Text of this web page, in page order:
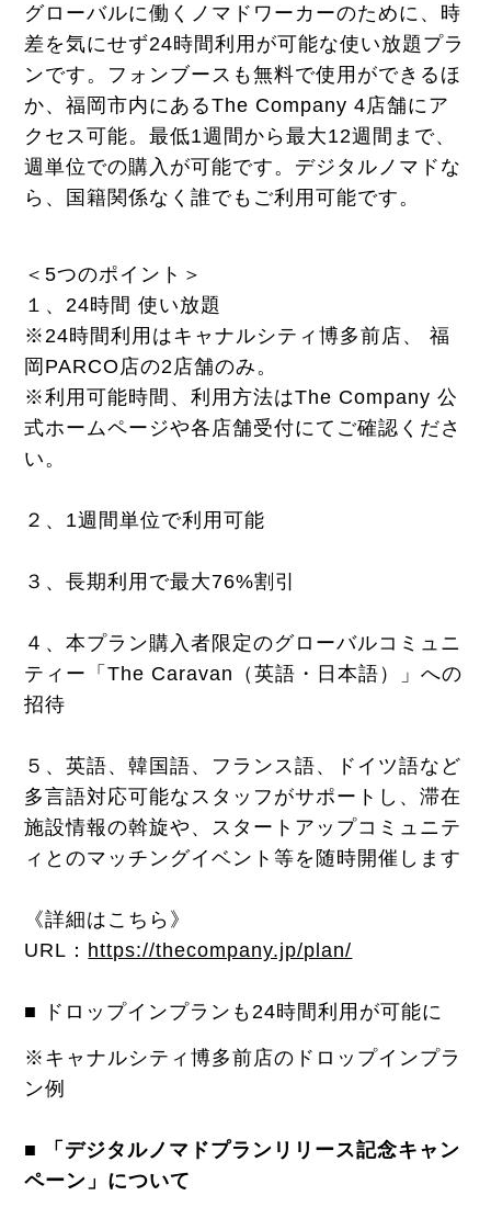
グローバルに働くノマドワーカーのために、時
差を気にせず24時間利用が可能な使い放題プラ
ンです。フォンブースも無料で使用ができるほ
か、福岡市内にあるThe Company 4店舗にア
クセス可能。最低1週間から最大12週間まで、
週単位での購入が可能です。デジタルノマドな
ら、国籍関係なく誰でもご利用可能です。
＜5つのポイント＞
１、24時間 使い放題
※24時間利用はキャナルシティ博多前店、 福
岡PARCO店の2店舗のみ。
※利用可能時間、利用方法はThe Company 公
式ホームページや各店舗受付にてご確認くださ
い。
２、1週間単位で利用可能
３、長期利用で最大76%割引
４、本プラン購入者限定のグローバルコミュニ
ティー「The Caravan（英語・日本語）」への
招待
５、英語、韓国語、フランス語、ドイツ語など
多言語対応可能なスタッフがサポートし、滞在
施設情報の斡旋や、スタートアップコミュニテ
ィとのマッチングイベント等を随時開催します
《詳細はこちら》
URL： https://thecompany.jp/plan/
■ ドロップインプランも24時間利用が可能に
※キャナルシティ博多前店のドロップインプラ
ン例
■ 「デジタルノマドプランリリース記念キャン
ペーン」について